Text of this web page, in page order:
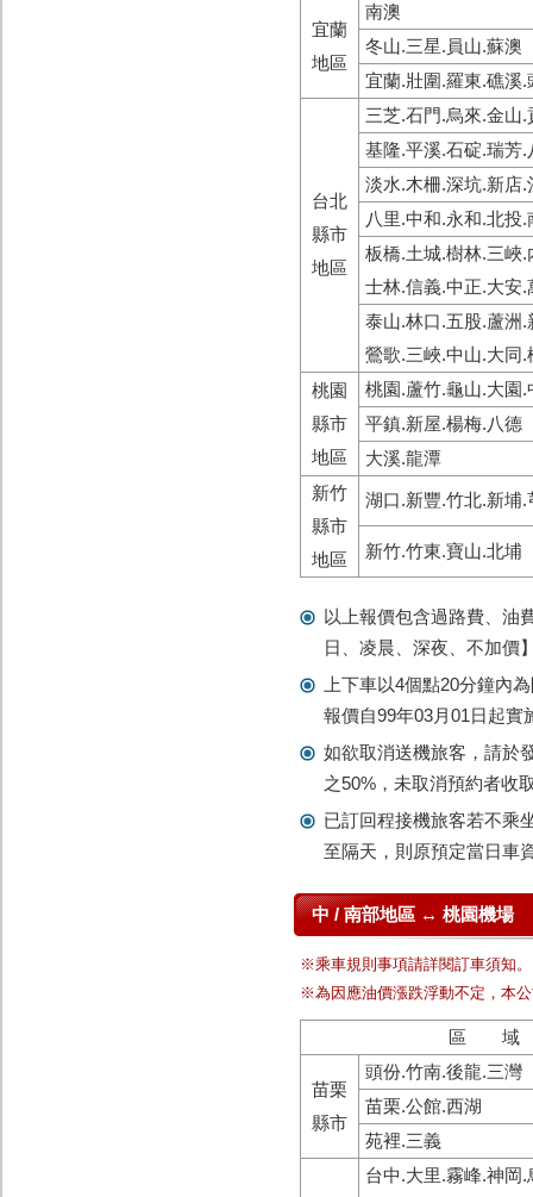
宜蘭
地區
南澳
冬山.三星.員山.蘇澳
宜蘭.壯圍.羅東.礁溪.
台北
縣市
地區
三芝.石門.烏來.金山.
基隆.平溪.石碇.瑞芳.
淡水.木柵.深坑.新店.
八里.中和.永和.北投.
板橋.土城.樹林.三峽.
士林.信義.中正.大安.
泰山.林口.五股.蘆洲.
鶯歌.三峽.中山.大同.
桃園
縣市
地區
桃園.蘆竹.龜山.大園.
平鎮.新屋.楊梅.八德
大溪.龍潭
新竹
縣市
地區
湖口.新豐.竹北.新埔.
新竹.竹東.寶山.北埔
以上報價包含過路費、油
日、凌晨、深夜、不加價
上下車以4個點20分鐘內
報價自99年03月01日起實
如欲取消送機旅客，請於
之50%，未取消預約者收
已訂回程接機旅客若不乘
至隔天，則原預定當日車
中 / 南部地區 ↔ 桃園機場
※乘車規則事項請詳閱訂車須知。
※為因應油價漲跌浮動不定，本
區 域
苗栗
縣市
頭份.竹南.後龍.三灣
苗栗.公館.西湖
苑裡.三義
台中.大里.霧峰.神岡.